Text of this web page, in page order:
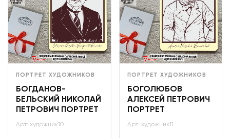
ПОРТРЕТ ХУДОЖНИКОВ
БОГДАНОВ-
БЕЛЬСКИЙ НИКОЛАЙ
ПЕТРОВИЧ ПОРТРЕТ
Арт: художник10
ПОРТРЕТ ХУДОЖНИКОВ
БОГОЛЮБОВ
АЛЕКСЕЙ ПЕТРОВИЧ
ПОРТРЕТ
Арт: художник11